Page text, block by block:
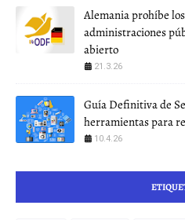
Alemania prohíbe
administraciones
abierto
21.3.26
Guía Definitiva de
herramientas para
10.4.26